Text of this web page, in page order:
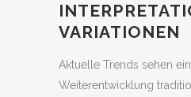
VARIATIONEN
Aktuelle Trends sehen
Weiterentwicklung